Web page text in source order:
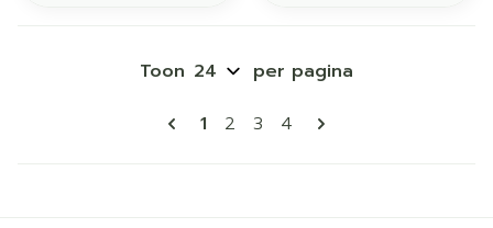
Pagina's
U lees momenteel pagina
1 Pagina
2 Pagina
3 Pagina
4
Toon per pagina